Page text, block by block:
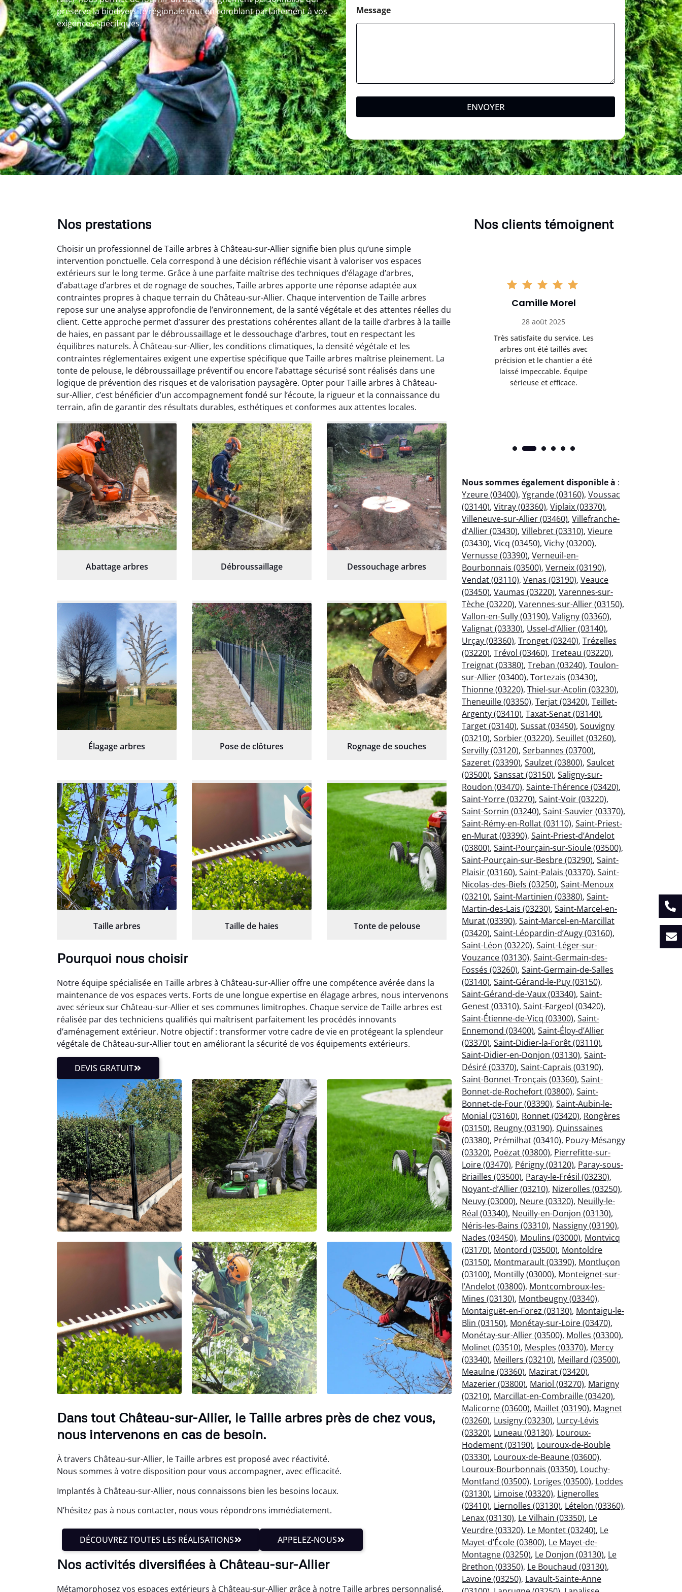
préserve la biodiversité régionale tout en comblant parfaitement à vos
exigences spécifiques.
Message
ENVOYER
Nos prestations
Choisir un professionnel de Taille arbres à Château-sur-Allier signifie bien plus qu’une simple
intervention ponctuelle. Cela correspond à une décision réfléchie visant à valoriser vos espaces
extérieurs sur le long terme. Grâce à une parfaite maîtrise des techniques d’élagage d’arbres,
d’abattage d’arbres et de rognage de souches, Taille arbres apporte une réponse adaptée aux
contraintes propres à chaque terrain du Château-sur-Allier. Chaque intervention de Taille arbres
repose sur une analyse approfondie de l’environnement, de la santé végétale et des attentes réelles du
client. Cette approche permet d’assurer des prestations cohérentes allant de la taille d’arbres à la taille
de haies, en passant par le débroussaillage et le dessouchage d’arbres, tout en respectant les
équilibres naturels. À Château-sur-Allier, les conditions climatiques, la densité végétale et les
contraintes réglementaires exigent une expertise spécifique que Taille arbres maîtrise pleinement. La
tonte de pelouse, le débroussaillage préventif ou encore l’abattage sécurisé sont réalisés dans une
logique de prévention des risques et de valorisation paysagère. Opter pour Taille arbres à Château-
sur-Allier, c’est bénéficier d’un accompagnement fondé sur l’écoute, la rigueur et la connaissance du
terrain, afin de garantir des résultats durables, esthétiques et conformes aux attentes locales.
Abattage arbres Débroussaillage Dessouchage arbres
Élagage arbres Pose de clôtures Rognage de souches
Taille arbres Taille de haies Tonte de pelouse
Pourquoi nous choisir
Notre équipe spécialisée en Taille arbres à Château-sur-Allier offre une compétence avérée dans la
maintenance de vos espaces verts. Forts de une longue expertise en élagage arbres, nous intervenons
avec sérieux sur Château-sur-Allier et ses communes limitrophes. Chaque service de Taille arbres est
réalisée par des techniciens qualifiés qui maîtrisent parfaitement les procédés innovants
d’aménagement extérieur. Notre objectif : transformer votre cadre de vie en protégeant la splendeur
végétale de Château-sur-Allier tout en améliorant la sécurité de vos équipements extérieurs.
DEVIS GRATUIT
Dans tout Château-sur-Allier, le Taille arbres près de chez vous,
nous intervenons en cas de besoin.
À travers Château-sur-Allier, le Taille arbres est proposé avec réactivité.
Nous sommes à votre disposition pour vous accompagner, avec efficacité.
Implantés à Château-sur-Allier, nous connaissons bien les besoins locaux.
N’hésitez pas à nous contacter, nous vous répondrons immédiatement.
DÉCOUVREZ TOUTES LES RÉALISATIONS APPELEZ-NOUS
Nos activités diversifiées à Château-sur-Allier
Métamorphosez vos espaces extérieurs à Château-sur-Allier grâce à notre Taille arbres personnalisé.
Nos clients témoignent
Soraya Benali
07 février 2026
Service irréprochable du
début à la fin. Les arbres ont
été parfaitement entretenus
et le nettoyage après
intervention est impeccable.
Je recommande vivement.
Léandro Vasseur
12 juillet 2025
Intervention rapide et très
professionnelle pour
l’élagage de mes arbres. Le
travail est propre, sécurisé et
parfaitement réalisé. Je
recommande sans hésiter.
Camille Morel
28 août 2025
Très satisfaite du service. Les
arbres ont été taillés avec
précision et le chantier a été
laissé impeccable. Équipe
sérieuse et efficace.
Nous sommes également disponible à :
Yzeure (03400), Ygrande (03160), Voussac
(03140), Vitray (03360), Viplaix (03370),
Villeneuve-sur-Allier (03460), Villefranche-
d’Allier (03430), Villebret (03310), Vieure
(03430), Vicq (03450), Vichy (03200),
Vernusse (03390), Verneuil-en-
Bourbonnais (03500), Verneix (03190),
Vendat (03110), Venas (03190), Veauce
(03450), Vaumas (03220), Varennes-sur-
Tèche (03220), Varennes-sur-Allier (03150),
Vallon-en-Sully (03190), Valigny (03360),
Valignat (03330), Ussel-d’Allier (03140),
Urçay (03360), Tronget (03240), Trézelles
(03220), Trévol (03460), Treteau (03220),
Treignat (03380), Treban (03240), Toulon-
sur-Allier (03400), Tortezais (03430),
Thionne (03220), Thiel-sur-Acolin (03230),
Theneuille (03350), Terjat (03420), Teillet-
Argenty (03410), Taxat-Senat (03140),
Target (03140), Sussat (03450), Souvigny
(03210), Sorbier (03220), Seuillet (03260),
Servilly (03120), Serbannes (03700),
Sazeret (03390), Saulzet (03800), Saulcet
(03500), Sanssat (03150), Saligny-sur-
Roudon (03470), Sainte-Thérence (03420),
Saint-Yorre (03270), Saint-Voir (03220),
Saint-Sornin (03240), Saint-Sauvier (03370),
Saint-Rémy-en-Rollat (03110), Saint-Priest-
en-Murat (03390), Saint-Priest-d’Andelot
(03800), Saint-Pourçain-sur-Sioule (03500),
Saint-Pourçain-sur-Besbre (03290), Saint-
Plaisir (03160), Saint-Palais (03370), Saint-
Nicolas-des-Biefs (03250), Saint-Menoux
(03210), Saint-Martinien (03380), Saint-
Martin-des-Lais (03230), Saint-Marcel-en-
Murat (03390), Saint-Marcel-en-Marcillat
(03420), Saint-Léopardin-d’Augy (03160),
Saint-Léon (03220), Saint-Léger-sur-
Vouzance (03130), Saint-Germain-des-
Fossés (03260), Saint-Germain-de-Salles
(03140), Saint-Gérand-le-Puy (03150),
Saint-Gérand-de-Vaux (03340), Saint-
Genest (03310), Saint-Fargeol (03420),
Saint-Étienne-de-Vicq (03300), Saint-
Ennemond (03400), Saint-Éloy-d’Allier
(03370), Saint-Didier-la-Forêt (03110),
Saint-Didier-en-Donjon (03130), Saint-
Désiré (03370), Saint-Caprais (03190),
Saint-Bonnet-Tronçais (03360), Saint-
Bonnet-de-Rochefort (03800), Saint-
Bonnet-de-Four (03390), Saint-Aubin-le-
Monial (03160), Ronnet (03420), Rongères
(03150), Reugny (03190), Quinssaines
(03380), Prémilhat (03410), Pouzy-Mésangy
(03320), Poëzat (03800), Pierrefitte-sur-
Loire (03470), Périgny (03120), Paray-sous-
Briailles (03500), Paray-le-Frésil (03230),
Noyant-d’Allier (03210), Nizerolles (03250),
Neuvy (03000), Neure (03320), Neuilly-le-
Réal (03340), Neuilly-en-Donjon (03130),
Néris-les-Bains (03310), Nassigny (03190),
Nades (03450), Moulins (03000), Montvicq
(03170), Montord (03500), Montoldre
(03150), Montmarault (03390), Montluçon
(03100), Montilly (03000), Monteignet-sur-
l’Andelot (03800), Montcombroux-les-
Mines (03130), Montbeugny (03340),
Montaiguët-en-Forez (03130), Montaigu-le-
Blin (03150), Monétay-sur-Loire (03470),
Monétay-sur-Allier (03500), Molles (03300),
Molinet (03510), Mesples (03370), Mercy
(03340), Meillers (03210), Meillard (03500),
Meaulne (03360), Mazirat (03420),
Mazerier (03800), Mariol (03270), Marigny
(03210), Marcillat-en-Combraille (03420),
Malicorne (03600), Maillet (03190), Magnet
(03260), Lusigny (03230), Lurcy-Lévis
(03320), Luneau (03130), Louroux-
Hodement (03190), Louroux-de-Bouble
(03330), Louroux-de-Beaune (03600),
Louroux-Bourbonnais (03350), Louchy-
Montfand (03500), Loriges (03500), Loddes
(03130), Limoise (03320), Lignerolles
(03410), Liernolles (03130), Lételon (03360),
Lenax (03130), Le Vilhain (03350), Le
Veurdre (03320), Le Montet (03240), Le
Mayet-d’École (03800), Le Mayet-de-
Montagne (03250), Le Donjon (03130), Le
Brethon (03350), Le Bouchaud (03130),
Lavoine (03250), Lavault-Sainte-Anne